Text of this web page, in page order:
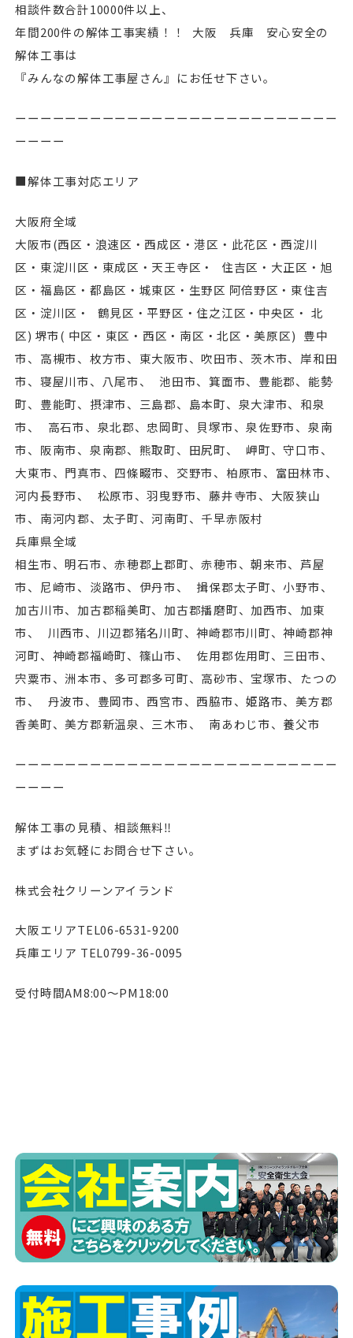
相談件数合計10000件以上、
年間200件の解体工事実績！！ 大阪 兵庫 安心安全の
解体工事は
『みんなの解体工事屋さん』にお任せ下さい。
ーーーーーーーーーーーーーーーーーーーーーーーーーー
ーーーー
■解体工事対応エリア
大阪府全域
⼤阪市(⻄区・浪速区・⻄成区・港区・此花区・⻄淀川
区・東淀川区・東成区・天王寺区・ 住吉区・⼤正区・旭
区・福島区・都島区・城東区・生野区 阿倍野区・東住吉
区・淀川区・ 鶴見区・平野区・住之江区・中央区・ 北
区) 堺市( 中区・東区・⻄区・南区・北区・美原区) 豊中
市、高槻市、枚方市、東⼤阪市、吹田市、茨木市、岸和田
市、寝屋川市、八尾市、 池田市、箕面市、豊能郡、能勢
町、豊能町、摂津市、三島郡、島本町、泉⼤津市、和泉
市、 高石市、泉北郡、忠岡町、貝塚市、泉佐野市、泉南
市、阪南市、泉南郡、熊取町、田尻町、 岬町、守口市、
⼤東市、門真市、四條畷市、交野市、柏原市、富田林市、
河内⻑野市、 松原市、羽曳野市、藤井寺市、⼤阪狭山
市、南河内郡、太子町、河南町、千早赤阪村
兵庫県全域
相生市、明石市、赤穂郡上郡町、赤穂市、朝来市、芦屋
市、尼崎市、淡路市、伊丹市、 揖保郡太子町、小野市、
加古川市、加古郡稲美町、加古郡播磨町、加⻄市、加東
市、 川⻄市、川辺郡猪名川町、神崎郡市川町、神崎郡神
河町、神崎郡福崎町、篠山市、 佐用郡佐用町、三田市、
宍粟市、洲本市、多可郡多可町、高砂市、宝塚市、たつの
市、 丹波市、豊岡市、⻄宮市、⻄脇市、姫路市、美方郡
香美町、美方郡新温泉、三木市、 南あわじ市、養父市
ーーーーーーーーーーーーーーーーーーーーーーーーーー
ーーーー
解体工事の見積、相談無料‼︎
まずはお気軽にお問合せ下さい。
株式会社クリーンアイランド
大阪エリアTEL06-6531-9200
兵庫エリア TEL0799-36-0095
受付時間AM8:00〜PM18:00